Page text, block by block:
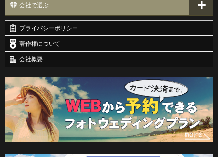
会社で選ぶ
プライバシーポリシー
著作権について
会社概要